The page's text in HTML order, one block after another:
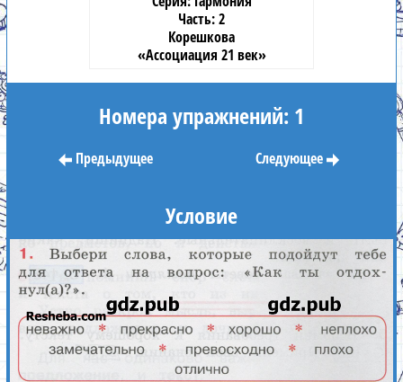
2
Корешкова
«Ассоциация 21 век»
Номера упражнений: 1
Предыдущее Следующее
Условие